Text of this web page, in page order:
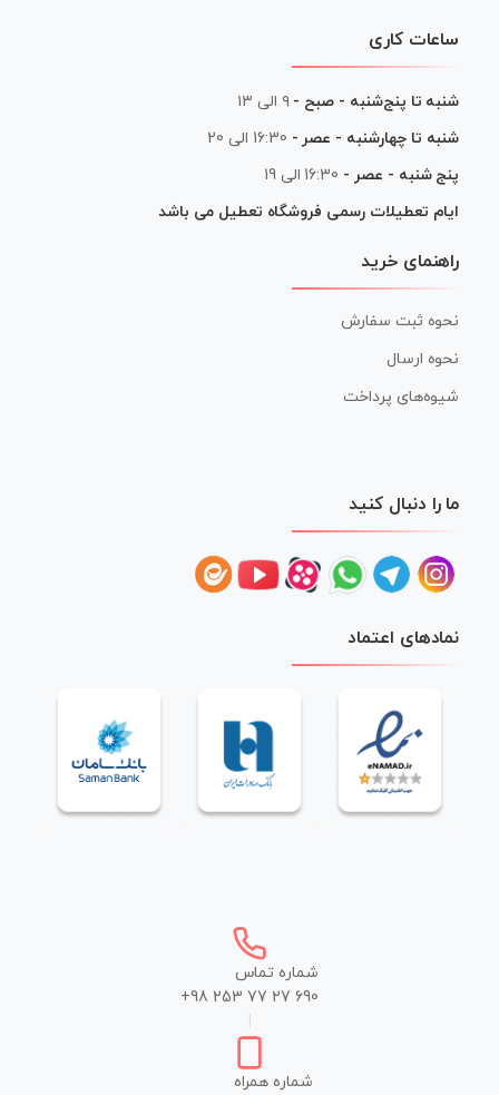
ساعات کاری
شنبه تا پنج‌شنبه - صبح - ۹ الی ۱۳
شنبه تا چهارشنبه - عصر - 16:30 الی 20
پنج شنبه - عصر - 16:30 الی 19
ایام تعطیلات رسمی فروشگاه تعطیل می باشد
راهنمای خرید
نحوه ثبت سفارش
نحوه ارسال
شیوه‌های پرداخت
ما را دنبال کنید
نمادهای اعتماد
شماره تماس
+98 253 77 27 690
شماره همراه